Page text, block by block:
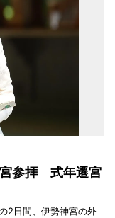
宮参拝 式年遷宮
2日間、伊勢神宮の外